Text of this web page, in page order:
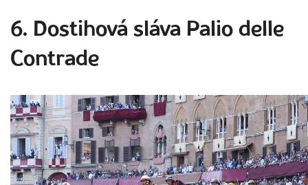
6. Dostihová sláva Palio delle
Contrade